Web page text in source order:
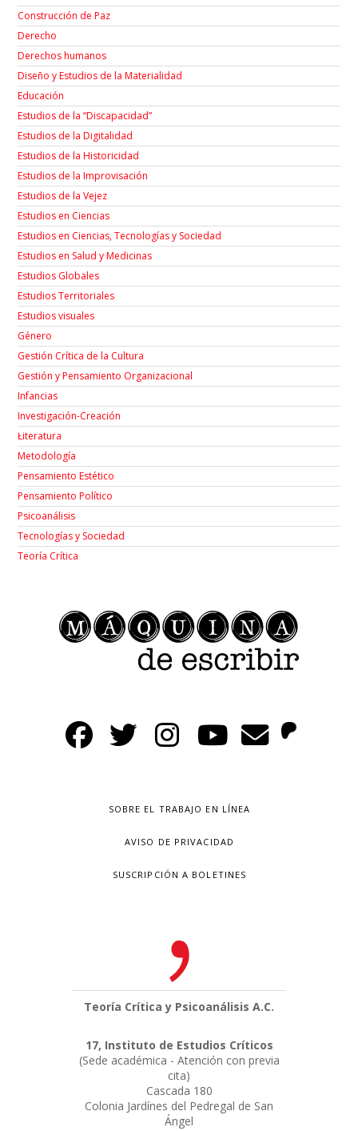
Construcción de Paz
Derecho
Derechos humanos
Diseño y Estudios de la Materialidad
Educación
Estudios de la “Discapacidad”
Estudios de la Digitalidad
Estudios de la Historicidad
Estudios de la Improvisación
Estudios de la Vejez
Estudios en Ciencias
Estudios en Ciencias, Tecnologías y Sociedad
Estudios en Salud y Medicinas
Estudios Globales
Estudios Territoriales
Estudios visuales
Género
Gestión Crítica de la Cultura
Gestión y Pensamiento Organizacional
Infancias
Investigación-Creación
Łiteratura
Metodología
Pensamiento Estético
Pensamiento Político
Psicoanálisis
Tecnologías y Sociedad
Teoría Crítica
SOBRE EL TRABAJO EN LÍNEA
AVISO DE PRIVACIDAD
SUSCRIPCIÓN A BOLETINES
Teoría Crítica y Psicoanálisis A.C.
17, Instituto de Estudios Críticos
(Sede académica - Atención con previa
cita)
Cascada 180
Colonia Jardínes del Pedregal de San
Ángel